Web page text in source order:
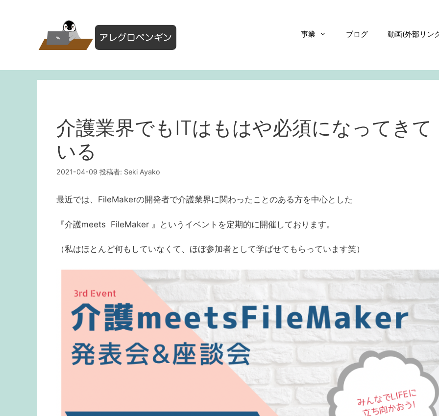
事業 ブログ 動画(外部リン
介護業界でもITはもはや必須になってきて
いる
2021-04-09 投稿者: Seki Ayako
最近では、FileMakerの開発者で介護業界に関わったことのある方を中心とした
『介護meets FileMaker 』というイベントを定期的に開催しております。
（私はほとんど何もしていなくて、ほぼ参加者として学ばせてもらっています笑）